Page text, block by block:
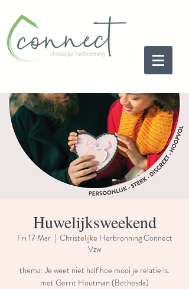
Huwelijksweekend
Fri 17 Mar
  |
Christelijke Herbronning Connect
Vzw
thema: Je weet niet half hoe mooi je relatie is.
met Gerrit Houtman (Bethesda)